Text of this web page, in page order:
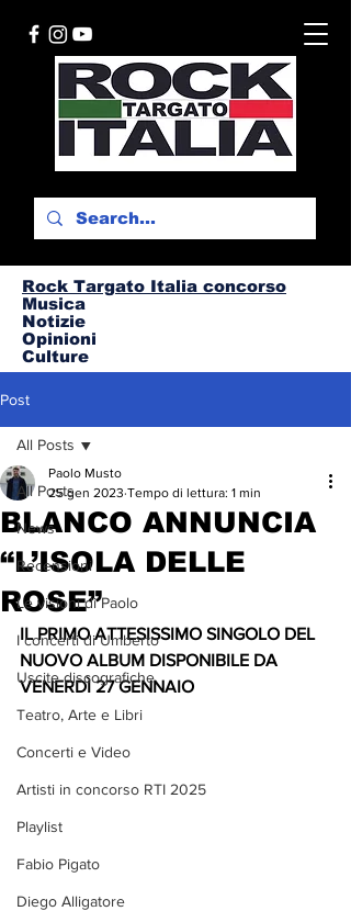
Rock Targato Italia concorso
Musica
Notizie
Opinioni
Culture
Post
All Posts
News
Recensioni
Le visioni di Paolo
I concerti di Umberto
Uscite discografiche
Teatro, Arte e Libri
Concerti e Video
Artisti in concorso RTI 2025
Playlist
Fabio Pigato
Diego Alligatore
All Posts
BLANCO ANNUNCIA
“L’ISOLA DELLE
ROSE”
Paolo Musto
25 gen 2023 Tempo di lettura: 1 min
IL PRIMO ATTESISSIMO SINGOLO DEL
NUOVO ALBUM DISPONIBILE DA
VENERDÌ 27 GENNAIO